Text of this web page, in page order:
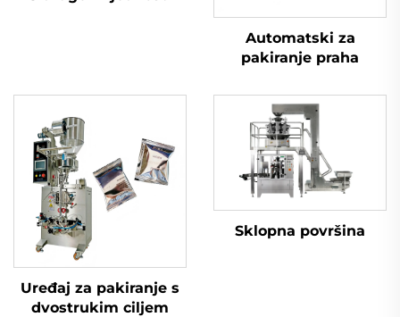
Automatski za
pakiranje praha
Uređaj za pakiranje s
dvostrukim ciljem
Sklopna površina